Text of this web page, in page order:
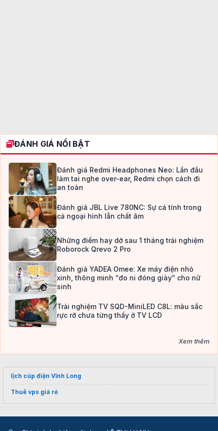
ĐÁNH GIÁ NỔI BẬT
Đánh giá Redmi Headphones Neo: Lần đầu
làm tai nghe over-ear, Redmi chọn cách đi
an toàn
Đánh giá JBL Live 780NC: Sự cá tính trong
cả ngoại hình lẫn chất âm
Những điểm hay dở sau 1 tháng trải nghiệm
Roborock Qrevo 2 Pro
Đánh giá YADEA Omee: Xe máy điện nhỏ
xinh, thông minh “đo ni đóng giày” cho nữ
sinh
Trải nghiệm TV SQD-MiniLED C8L: màu sắc
rực rỡ chưa từng thấy ở TV LCD
Xem thêm
lịch cúp điện Vĩnh Long
Thuê vps giá rẻ